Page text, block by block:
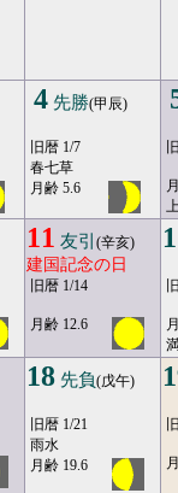
4 先勝(甲辰)
旧暦 1/7
春七草
月齢 5.6
11 友引 (辛亥)
建国記念の日
旧暦 1/14
月齢 12.6
18 先負(戊午)
旧暦 1/21
雨水
月齢 19.6